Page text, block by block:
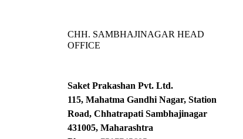
CHH. SAMBHAJINAGAR HEAD
OFFICE
Saket Prakashan Pvt. Ltd.
115, Mahatma Gandhi Nagar, Station
Road, Chhatrapati Sambhajinagar
431005, Maharashtra